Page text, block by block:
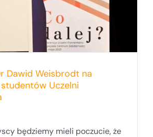
Dawid Weisbrodt na
Uczelni
będziemy mieli poczucie, że